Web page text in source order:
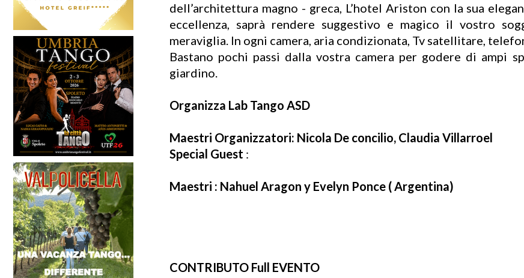
dell’architettura magno - greca, L’hotel Ariston con la sua
eccellenza, saprà rendere suggestivo e magico il vostro
meraviglia. In ogni camera, aria condizionata, Tv satellitare,
Bastano pochi passi dalla vostra camera per godere di ampi
giardino.
Organizza Lab Tango ASD
Maestri Organizzatori: Nicola De concilio, Claudia Villarroel
Special Guest :
Maestri : Nahuel Aragon y Evelyn Ponce ( Argentina)
CONTRIBUTO Full EVENTO